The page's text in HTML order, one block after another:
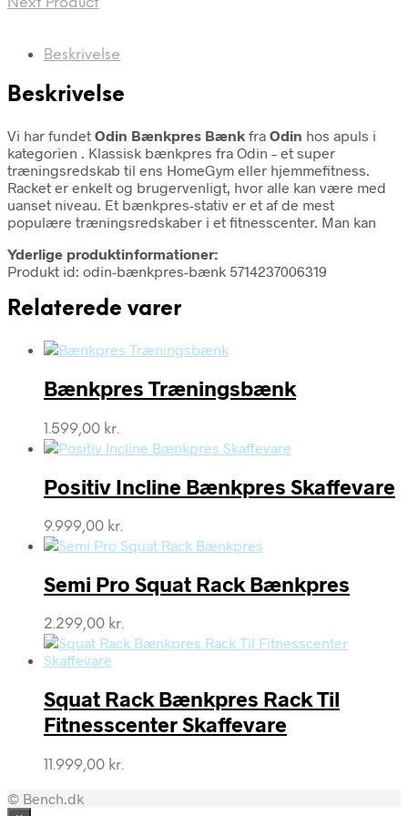
Next Product
Beskrivelse
Beskrivelse
Vi har fundet Odin Bænkpres Bænk fra Odin hos apuls i
kategorien . Klassisk bænkpres fra Odin – et super
træningsredskab til ens HomeGym eller hjemmefitness.
Racket er enkelt og brugervenligt, hvor alle kan være med
uanset niveau. Et bænkpres-stativ er et af de mest
populære træningsredskaber i et fitnesscenter. Man kan
Yderlige produktinformationer:
Produkt id: odin-bænkpres-bænk 5714237006319
Relaterede varer
Bænkpres Træningsbænk
1.599,00 kr.
Positiv Incline Bænkpres Skaffevare
9.999,00 kr.
Semi Pro Squat Rack Bænkpres
2.299,00 kr.
Squat Rack Bænkpres Rack Til
Fitnesscenter Skaffevare
11.999,00 kr.
© Bench.dk